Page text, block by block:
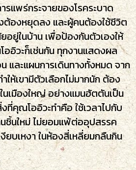
พร่กระจายของโรคระบาด
ต้องหยุดลง และผู้คนต้องใช้ชีวิต
อยู่ในบ้าน เพื่อป้องกันตัวเองให้
อิวะก็เช่นกัน ทุกงานแสดงผล
และแผนการเดินทางทั้งหมด จาก
ห้เขามีตัวเลือกไม่มากนัก ต้อง
เมืองใหญ่ อย่างแมนฮัตตันเป็น
ที่คุณโออิวะทำคือ ใช้เวลาไปกับ
ชิ้นใหม่ ไม่ยอมแพ้ต่ออุปสรรค
ยบเหงา ในห้องสี่เหลี่ยมกลืนกิน